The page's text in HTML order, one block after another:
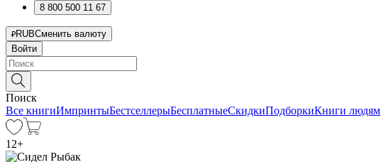
8 800 500 11 67
RUBСменить валюту
Войти
Поиск
Все книгиИмпринтыБестселлерыБесплатныеСкидкиПодборкиКниги людям
12+